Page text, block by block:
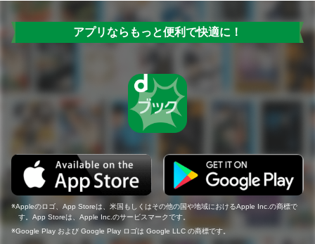
アプリならもっと便利で快適に！
Appleのロゴ、App Storeは、米国もしくはその他の国や地域におけるApple Inc.の商標で
す。App Storeは、Apple Inc.のサービスマークです。
Google Play および Google Play ロゴは Google LLC の商標です。